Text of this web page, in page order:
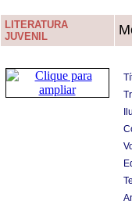
LITERATURA
JUVENIL